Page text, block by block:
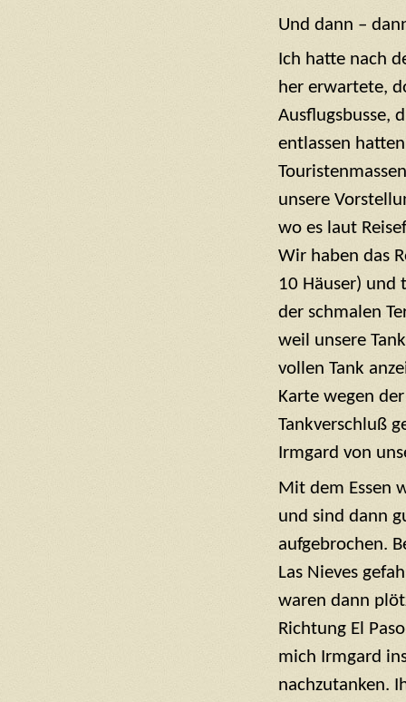
Und dann –
Ich hatte nach
her erwartete,
Ausflugsbusse,
entlassen
unsere
wo es laut
Wir haben das
10 Häuser) und
der schmalen
weil unsere
vollen Tank
Karte wegen
Tankverschluß
Irmgard von
Mit dem Essen
und sind dann
aufgebrochen.
Las Nieves
waren dann
Richtung El
mich Irmgard
nachzutanken.